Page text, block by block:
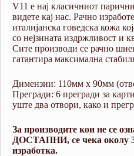
V11 е нај класичниот
видете кај нас. Рачно
италијанска говедска кожа
со нејзината издржливост и
Сите производи се рачно
гатантира максимална
Димензии: 110мм х 90мм
Прегради: 6 прегради за
уште два отвори, како и
За производите кои не се
ДОСТАПНИ, се чека околу 3
изработка.